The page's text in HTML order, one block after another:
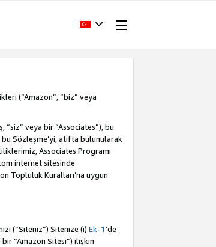
(“Amazon”, “biz” veya
“siz” veya bir “Associates”), bu
Sözleşme’yi, atıfta bulunularak
Associates Programı
internet sitesinde
Topluluk Kuralları’na uygun
(“Siteniz”) Sitenize (i) Ek-1’de
“Amazon Sitesi”) ilişkin